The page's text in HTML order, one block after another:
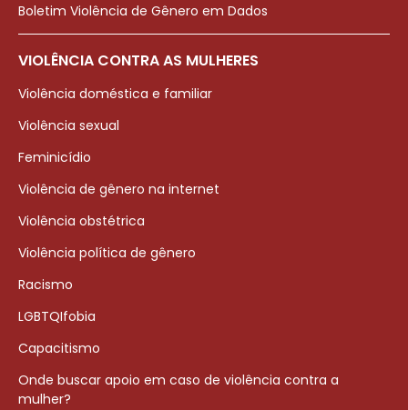
Boletim Violência de Gênero em Dados
VIOLÊNCIA CONTRA AS MULHERES
Violência doméstica e familiar
Violência sexual
Feminicídio
Violência de gênero na internet
Violência obstétrica
Violência política de gênero
Racismo
LGBTQIfobia
Capacitismo
Onde buscar apoio em caso de violência contra a
mulher?